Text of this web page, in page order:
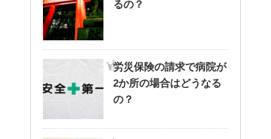
るの？
労災保険の請求で病院が
2か所の場合はどうなる
の？